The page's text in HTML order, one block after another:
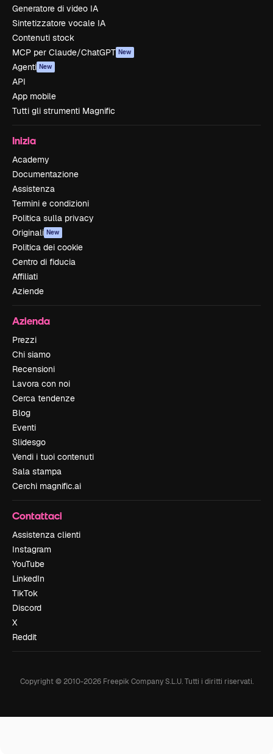
Generatore di video IA
Sintetizzatore vocale IA
Contenuti stock
MCP per Claude/ChatGPT New
Agenti New
API
App mobile
Tutti gli strumenti Magnific
Inizia
Academy
Documentazione
Assistenza
Termini e condizioni
Politica sulla privacy
Originali New
Politica dei cookie
Centro di fiducia
Affiliati
Aziende
Azienda
Prezzi
Chi siamo
Recensioni
Lavora con noi
Cerca tendenze
Blog
Eventi
Slidesgo
Vendi i tuoi contenuti
Sala stampa
Cerchi magnific.ai
Contattaci
Assistenza clienti
Instagram
YouTube
LinkedIn
TikTok
Discord
X
Reddit
Copyright © 2010-2026Freepik Company S.L.U. Tutti i diritti riservati.